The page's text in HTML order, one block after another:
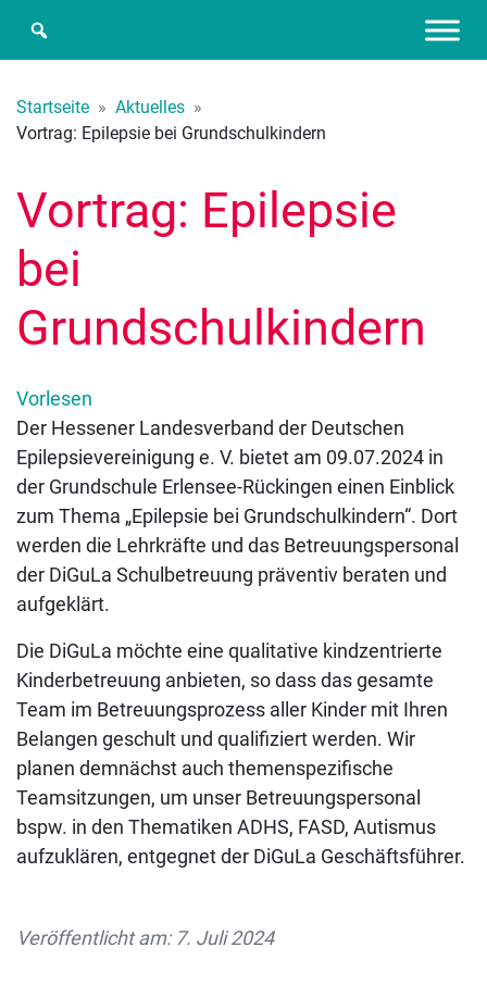
Startseite » Aktuelles »
Vortrag: Epilepsie bei Grundschulkindern
Vortrag: Epilepsie
bei
Grundschulkindern
Vorlesen
Der Hessener Landesverband der Deutschen
Epilepsievereinigung e. V. bietet am 09.07.2024 in
der Grundschule Erlensee-Rückingen einen Einblick
zum Thema „Epilepsie bei Grundschulkindern“. Dort
werden die Lehrkräfte und das Betreuungspersonal
der DiGuLa Schulbetreuung präventiv beraten und
aufgeklärt.
Die DiGuLa möchte eine qualitative kindzentrierte
Kinderbetreuung anbieten, so dass das gesamte
Team im Betreuungsprozess aller Kinder mit Ihren
Belangen geschult und qualifiziert werden. Wir
planen demnächst auch themenspezifische
Teamsitzungen, um unser Betreuungspersonal
bspw. in den Thematiken ADHS, FASD, Autismus
aufzuklären, entgegnet der DiGuLa Geschäftsführer.
Veröffentlicht am: 7. Juli 2024